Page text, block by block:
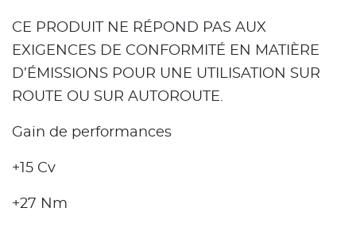
CE PRODUIT NE RÉPOND PAS AUX
EXIGENCES DE CONFORMITÉ EN MATIÈRE
D’ÉMISSIONS POUR UNE UTILISATION SUR
ROUTE OU SUR AUTOROUTE.
Gain de performances
+15 Cv
+27 Nm